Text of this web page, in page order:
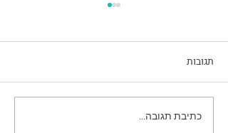
לא שוכח את החיים עצמם
תגובות
כתיבת תגובה...